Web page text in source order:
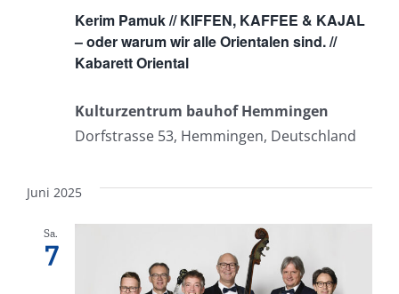
Kerim Pamuk // KIFFEN, KAFFEE & KAJAL
– oder warum wir alle Orientalen sind. //
Kabarett Oriental
Kulturzentrum bauhof Hemmingen
Dorfstrasse 53, Hemmingen, Deutschland
Juni 2025
Sa.
7